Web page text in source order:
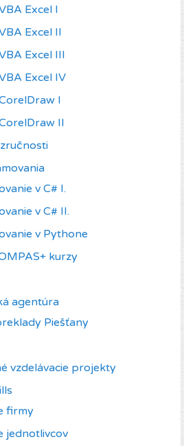
Excel I
Excel II
Excel III
Excel IV
I
II
v C# I.
v C# II.
v Pythone
kurzy
agentúra
Piešťany
vzdelávacie projekty
firmy
jednotlivcov